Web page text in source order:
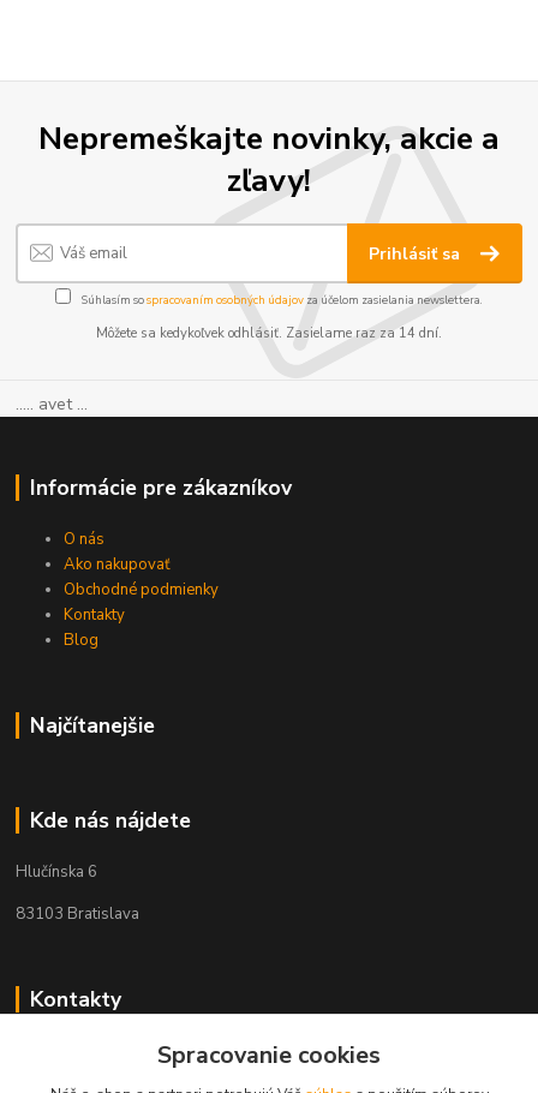
Nepremeškajte novinky, akcie a
zľavy!
Prihlásiť sa
Súhlasím sospracovaním osobných údajov za účelom zasielania newslettera.
Môžete sa kedykoľvek odhlásiť. Zasielame raz za 14 dní.
..... avet ...
Informácie pre zákazníkov
O nás
Ako nakupovať
Obchodné podmienky
Kontakty
Blog
Najčítanejšie
Kde nás nájdete
Hlučínska 6
83103 Bratislava
Kontakty
+421 908 678 479Spracovanie cookies